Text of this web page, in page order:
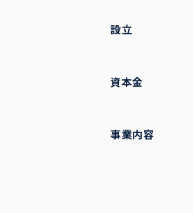
設立
資本金
事業内容